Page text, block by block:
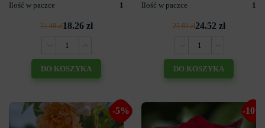
Ilość w paczce
1
21.48 zł18.26 zł
DO KOSZYKA
Ilość w paczce
1
25.81 zł24.52 zł
DO KOSZYKA
-5% -10%